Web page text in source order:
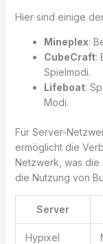
Hier sind einige
Mineplex:
CubeCraft:
Spielmodi.
Lifeboat:
Modi.
Für Server-
ermöglicht die
Netzwerk, was die
die Nutzung von
Server
Hypixel